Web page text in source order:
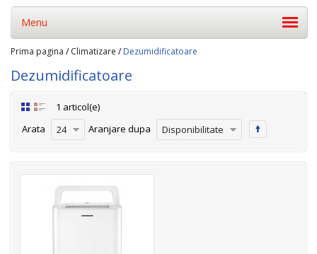
Menu
Prima pagina /Climatizare /Dezumidificatoare
Dezumidificatoare
1 articol(e)
Arata
24 Aranjare dupa Disponibilitate